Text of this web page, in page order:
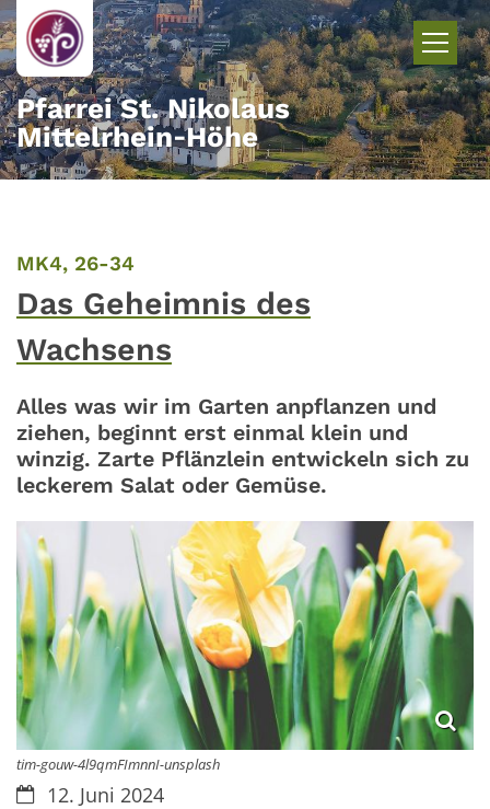
Zum Inhalt springen
Pfarrei St. Nikolaus
Mittelrhein‑Höhe
MK4, 26-34:
Das Geheimnis des
Wachsens
Alles was wir im Garten anpflanzen und
ziehen, beginnt erst einmal klein und
winzig. Zarte Pflänzlein entwickeln sich zu
leckerem Salat oder Gemüse.
tim-gouw-4l9qmFImnnI-unsplash
Datum:12. Juni 2024